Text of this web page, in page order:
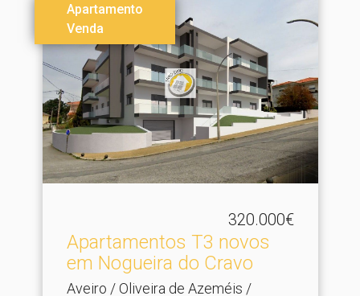
Apartamento
Venda
320.000€
Apartamentos T3 novos
em Nogueira do Cravo
Aveiro / Oliveira de Azeméis /